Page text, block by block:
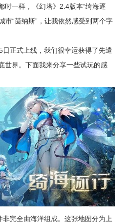
时一样，《幻塔》2.4版本“绮海逐
市“茵纳斯”，让我依然感受到两个字
日正式上线，我们很幸运获得了先遣
世界。下面我来分享一些试玩的感
非完全由海洋组成。这张地图分为上